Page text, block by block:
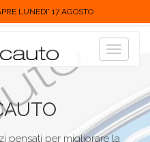
LUNEDI' 17 AGOSTO
Toggle
pensati per migliorare la